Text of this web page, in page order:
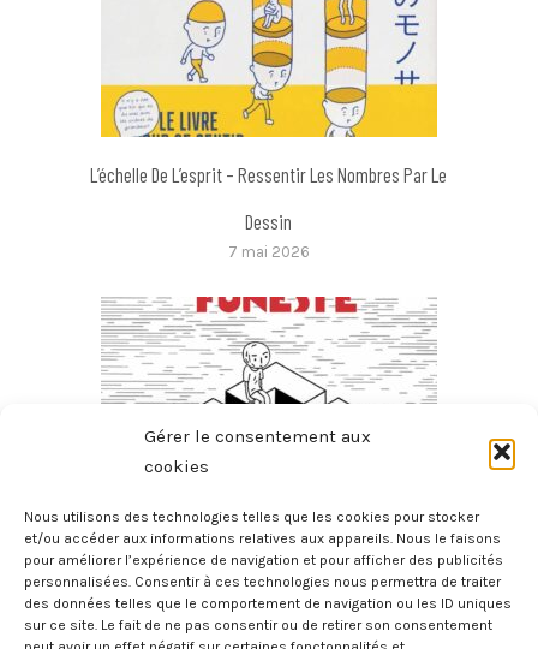
Gérer le consentement aux
cookies
Nous utilisons des technologies telles que les cookies pour stocker
et/ou accéder aux informations relatives aux appareils. Nous le faisons
pour améliorer l’expérience de navigation et pour afficher des publicités
personnalisées. Consentir à ces technologies nous permettra de traiter
des données telles que le comportement de navigation ou les ID uniques
sur ce site. Le fait de ne pas consentir ou de retirer son consentement
L’échelle De L’esprit – Ressentir Les Nombres Par Le
Dessin
7 mai 2026
Le Théorème Funeste
25 janvier 2026